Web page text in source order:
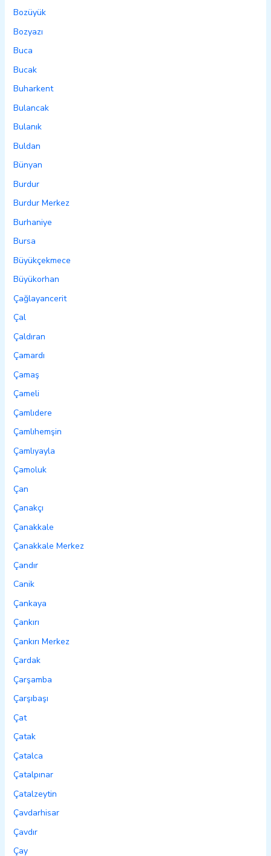
Bozüyük
Bozyazı
Buca
Bucak
Buharkent
Bulancak
Bulanık
Buldan
Bünyan
Burdur
Burdur Merkez
Burhaniye
Bursa
Büyükçekmece
Büyükorhan
Çağlayancerit
Çal
Çaldıran
Çamardı
Çamaş
Çameli
Çamlıdere
Çamlıhemşin
Çamlıyayla
Çamoluk
Çan
Çanakçı
Çanakkale
Çanakkale Merkez
Çandır
Canik
Çankaya
Çankırı
Çankırı Merkez
Çardak
Çarşamba
Çarşıbaşı
Çat
Çatak
Çatalca
Çatalpınar
Çatalzeytin
Çavdarhisar
Çavdır
Çay